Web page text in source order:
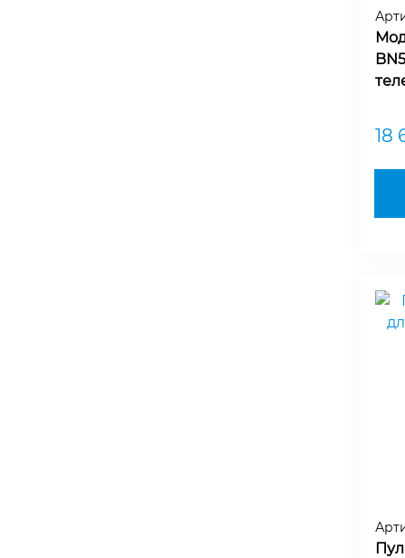
18